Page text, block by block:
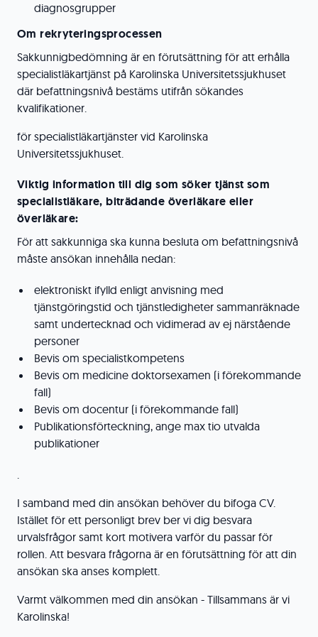
diagnosgrupper
Om rekryteringsprocessen
Sakkunnigbedömning är en förutsättning för att erhålla
specialistläkartjänst på Karolinska Universitetssjukhuset
där befattningsnivå bestäms utifrån sökandes
kvalifikationer.
för specialistläkartjänster vid Karolinska
Universitetssjukhuset.
Viktig information till dig som söker tjänst som
specialistläkare, biträdande överläkare eller
överläkare:
För att sakkunniga ska kunna besluta om befattningsnivå
måste ansökan innehålla nedan:
elektroniskt ifylld enligt anvisning med
tjänstgöringstid och tjänstledigheter sammanräknade
samt undertecknad och vidimerad av ej närstående
personer
Bevis om specialistkompetens
Bevis om medicine doktorsexamen (i förekommande
fall)
Bevis om docentur (i förekommande fall)
Publikationsförteckning, ange max tio utvalda
publikationer
.
I samband med din ansökan behöver du bifoga CV.
Istället för ett personligt brev ber vi dig besvara
urvalsfrågor samt kort motivera varför du passar för
rollen. Att besvara frågorna är en förutsättning för att din
ansökan ska anses komplett.
Varmt välkommen med din ansökan - Tillsammans är vi
Karolinska!